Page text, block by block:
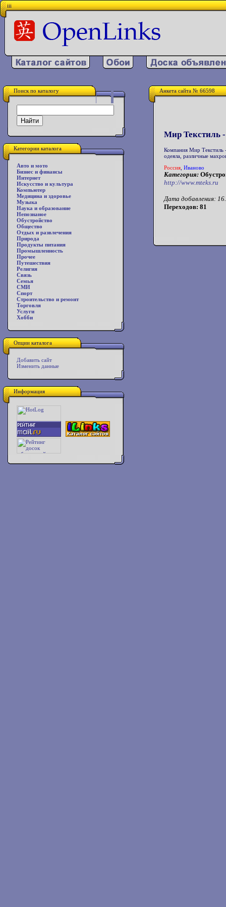
iii
Поиск по каталогу
Категории каталога
Авто и мото
Бизнес и финансы
Интернет
Искусство и культура
Компьютер
Медицина и здоровье
Музыка
Наука и образование
Непознаное
Обустройство
Общество
Отдых и развлечения
Природа
Продукты питания
Промышленность
Прочее
Путешествия
Религия
Связь
Семья
СМИ
Спорт
Строительство и ремонт
Торговля
Услуги
Хобби
Опции каталога
Добавить сайт
Изменить данные
Информация
Анкета сайта № 66598
Мир Текстиль
Компания Мир Текстиль
одеяла, различные
Россия Иваново
Категория:
http://www.mteks.ru
Дата добавления:
Переходов: 81